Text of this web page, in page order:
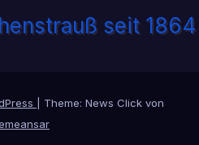
Theme: News Click von